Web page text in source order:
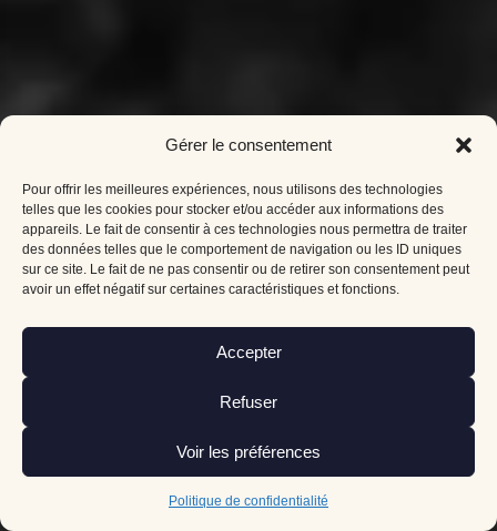
Gérer le consentement
Pour offrir les meilleures expériences, nous utilisons des technologies
telles que les cookies pour stocker et/ou accéder aux informations des
appareils. Le fait de consentir à ces technologies nous permettra de traiter
des données telles que le comportement de navigation ou les ID uniques
sur ce site. Le fait de ne pas consentir ou de retirer son consentement peut
avoir un effet négatif sur certaines caractéristiques et fonctions.
Accepter
Refuser
Voir les préférences
Politique de confidentialité